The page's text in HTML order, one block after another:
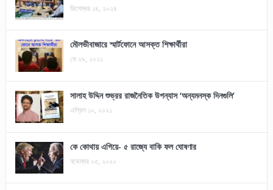
ডিসেম্বর ১৪, ২০২৪
মৌলভীবাজারে স্মার্টফোনে আসক্ত শিক্ষার্থীরা
মে ২৯, ২০২১
সালাহ উদ্দিন শুভ্রর রাজনৈতিক উপন্যাস ‘অন্যমনস্ক দিনগুলি’
এপ্রিল ১০, ২০২১
কে কোথায় এগিয়ে- ৫ রাজ্যে বাকি ফল ঘোষণার
নভেম্বর ০৫, ২০২০